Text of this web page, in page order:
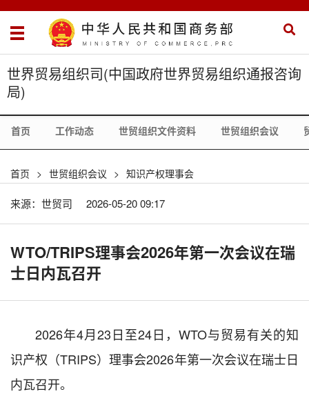
世界贸易组织司(中国政府世界贸易组织通报咨询
局)
首页 工作动态 世贸组织文件资料 世贸组织会议
首页 > 世贸组织会议 > 知识产权理事会
来源：世贸司 2026-05-20 09:17
WTO/TRIPS理事会2026年第一次会议在瑞
士日内瓦召开
2026年4月23日至24日，WTO与贸易有关的知
识产权（TRIPS）理事会2026年第一次会议在瑞士日
内瓦召开。